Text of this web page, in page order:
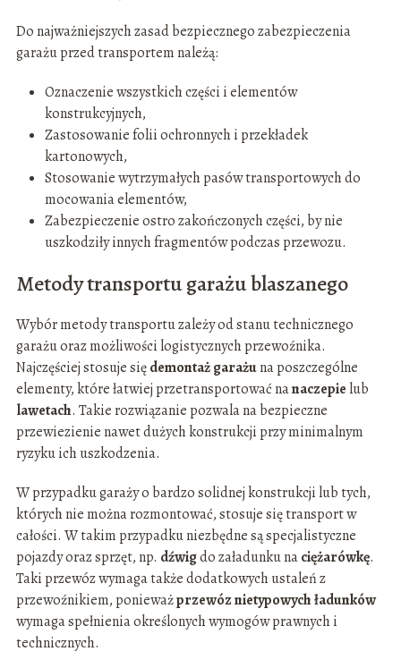
Do najważniejszych zasad bezpiecznego zabezpieczenia
garażu przed transportem należą:
Oznaczenie wszystkich części i elementów
konstrukcyjnych,
Zastosowanie folii ochronnych i przekładek
kartonowych,
Stosowanie wytrzymałych pasów transportowych do
mocowania elementów,
Zabezpieczenie ostro zakończonych części, by nie
uszkodziły innych fragmentów podczas przewozu.
Metody transportu garażu blaszanego
Wybór metody transportu zależy od stanu technicznego
garażu oraz możliwości logistycznych przewoźnika.
Najczęściej stosuje siędemontaż garażuna poszczególne
elementy, które łatwiej przetransportować nanaczepie lub
lawetach. Takie rozwiązanie pozwala na bezpieczne
przewiezienie nawet dużych konstrukcji przy minimalnym
ryzyku ich uszkodzenia.
W przypadku garaży o bardzo solidnej konstrukcji lub tych,
których nie można rozmontować, stosuje się transport w
całości. W takim przypadku niezbędne są specjalistyczne
pojazdy oraz sprzęt, np. dźwigdo załadunku naciężarówkę.
Taki przewóz wymaga także dodatkowych ustaleń z
przewoźnikiem, ponieważprzewóz nietypowych ładunków
wymaga spełnienia określonych wymogów prawnych i
technicznych.